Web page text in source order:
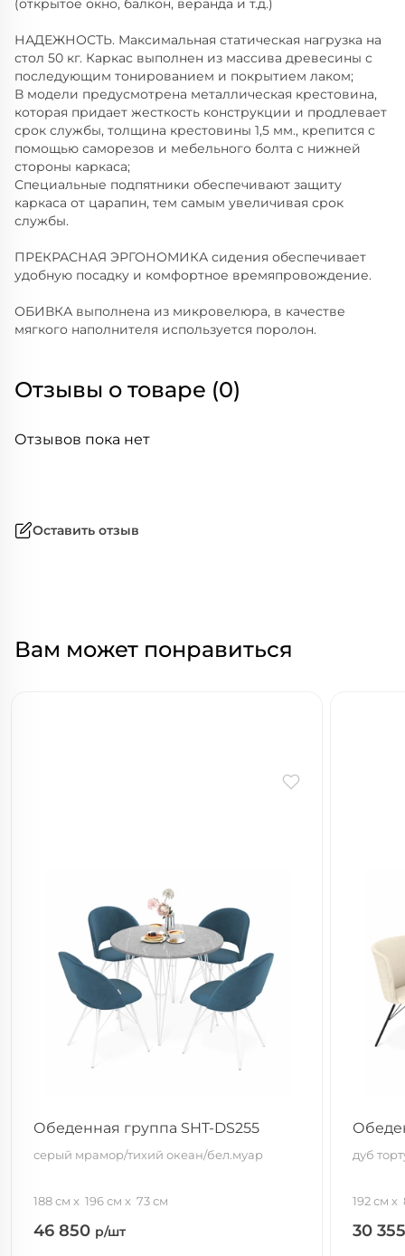
(открытое окно, балкон, веранда и т.д.)
НАДЕЖНОСТЬ. Максимальная статическая нагрузка на
стол 50 кг. Каркас выполнен из массива древесины с
последующим тонированием и покрытием лаком;
В модели предусмотрена металлическая крестовина,
которая придает жесткость конструкции и продлевает
срок службы, толщина крестовины 1,5 мм., крепится с
помощью саморезов и мебельного болта с нижней
стороны каркаса;
Специальные подпятники обеспечивают защиту
каркаса от царапин, тем самым увеличивая срок
службы.
ПРЕКРАСНАЯ ЭРГОНОМИКА сидения обеспечивает
удобную посадку и комфортное времяпровождение.
ОБИВКА выполнена из микровелюра, в качестве
мягкого наполнителя используется поролон.
Отзывы о товаре (0)
Отзывов пока нет
Оставить отзыв
Вам может понравиться
Обеденная группа SHT-DS255
серый мрамор/тихий океан/бел.муар
188 см 196 см 73 см
46 850 р/шт
дуб
192 см
30